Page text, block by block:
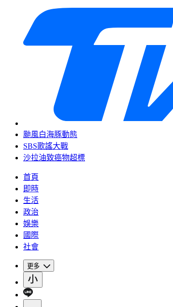
颱風白海豚動態
SBS歌謠大戰
沙拉油致癌物超標
首頁
即時
生活
政治
娛樂
國際
社會
更多